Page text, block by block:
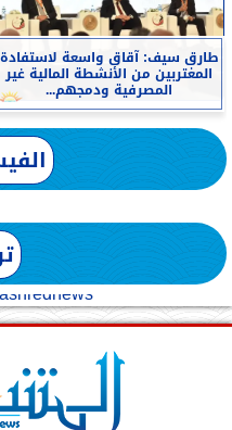
طارق سيف: آقاق واسعة لاستفادة
المغتربين من الأنشطة المالية غير
المصرفية ودمجهم...